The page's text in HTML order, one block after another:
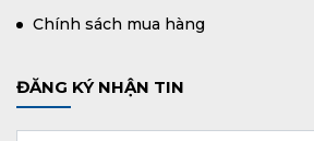
Chính sách mua hàng
ĐĂNG KÝ NHẬN TIN